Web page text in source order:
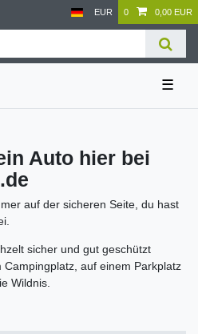
EUR 0 0,00 EUR
☰
Auto hier bei
auf der sicheren Seite, du hast
sicher und gut geschützt
auf einem Parkplatz
Wildnis.